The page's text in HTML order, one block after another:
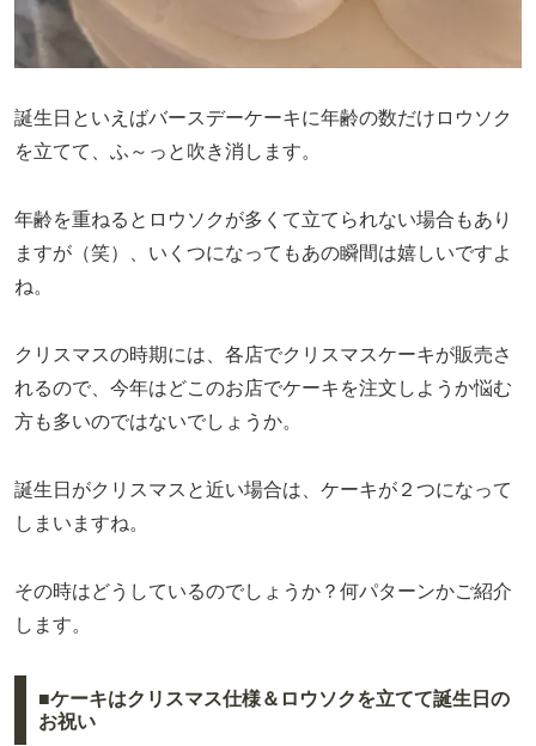
誕生日といえばバースデーケーキに年齢の数だけロウソク
を立てて、ふ～っと吹き消します。
年齢を重ねるとロウソクが多くて立てられない場合もあり
ますが（笑）、いくつになってもあの瞬間は嬉しいですよ
ね。
クリスマスの時期には、各店でクリスマスケーキが販売さ
れるので、今年はどこのお店でケーキを注文しようか悩む
方も多いのではないでしょうか。
誕生日がクリスマスと近い場合は、ケーキが２つになって
しまいますね。
その時はどうしているのでしょうか？何パターンかご紹介
します。
■ケーキはクリスマス仕様＆ロウソクを立てて誕生日の
お祝い